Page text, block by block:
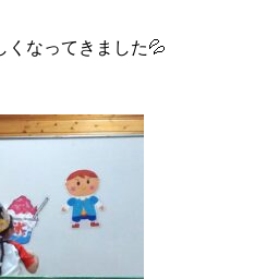
くなってきました💦